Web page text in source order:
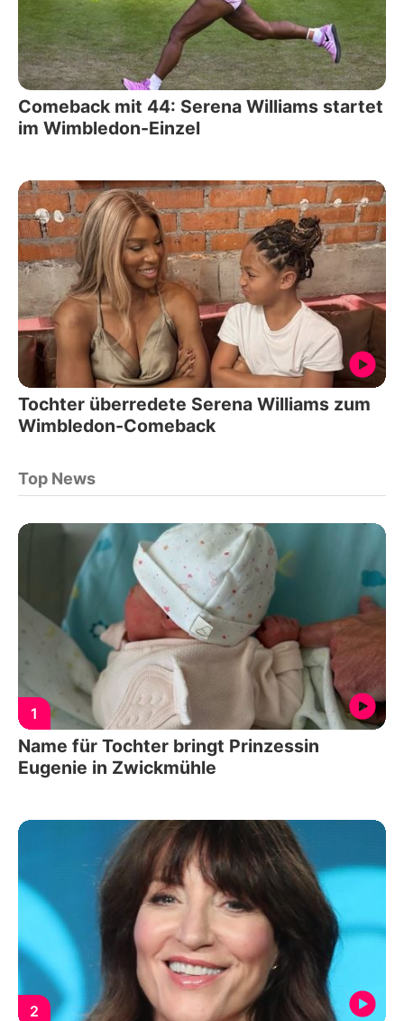
Comeback mit 44: Serena Williams startet
im Wimbledon-Einzel
Tochter überredete Serena Williams zum
Wimbledon-Comeback
Top News
1
Name für Tochter bringt Prinzessin
Eugenie in Zwickmühle
2